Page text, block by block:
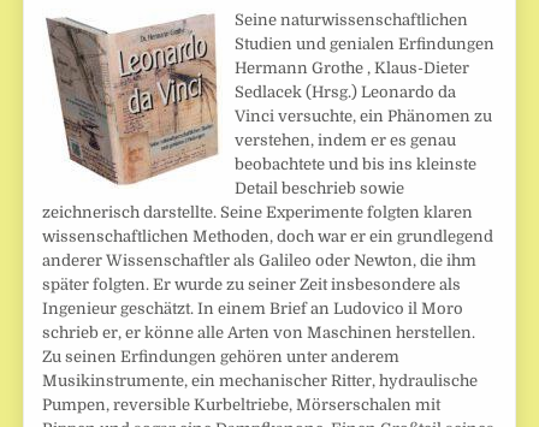
Seine naturwissenschaftlichen
Studien und genialen Erfindungen
Hermann Grothe , Klaus-Dieter
Sedlacek (Hrsg.) Leonardo da
Vinci versuchte, ein Phänomen zu
verstehen, indem er es genau
beobachtete und bis ins kleinste
Detail beschrieb sowie
zeichnerisch darstellte. Seine Experimente folgten klaren
wissenschaftlichen Methoden, doch war er ein grundlegend
anderer Wissenschaftler als Galileo oder Newton, die ihm
später folgten. Er wurde zu seiner Zeit insbesondere als
Ingenieur geschätzt. In einem Brief an Ludovico il Moro
schrieb er, er könne alle Arten von Maschinen herstellen.
Zu seinen Erfindungen gehören unter anderem
Musikinstrumente, ein mechanischer Ritter, hydraulische
Pumpen, reversible Kurbeltriebe, Mörserschalen mit